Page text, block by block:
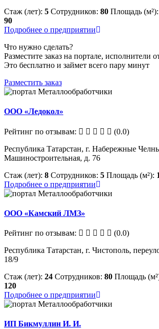
Стаж (лет): 5 Сотрудников: 80 Площадь (м²):
90
Подробнее о предприятии
Что нужно сделать?
Разместите заказ на портале, исполнители
Это бесплатно и займет всего пару минут
Разместить заказ
ООО «Ледокол»
Рейтинг по отзывам:
(0.0)
Республика Татарстан, г. Набережные
Машиностроительная, д. 76
Стаж (лет): 8 Сотрудников: 5 Площадь (м²):
Подробнее о предприятии
ООО «Камский ЛМЗ»
Рейтинг по отзывам:
(0.0)
Республика Татарстан, г. Чистополь,
18/9
Стаж (лет): 24 Сотрудников: 80 Площадь
120
Подробнее о предприятии
ИП Бикмуллин И. И.